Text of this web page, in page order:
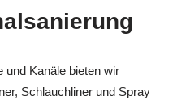
und Kanäle bieten wir
Schlauchliner und Spray